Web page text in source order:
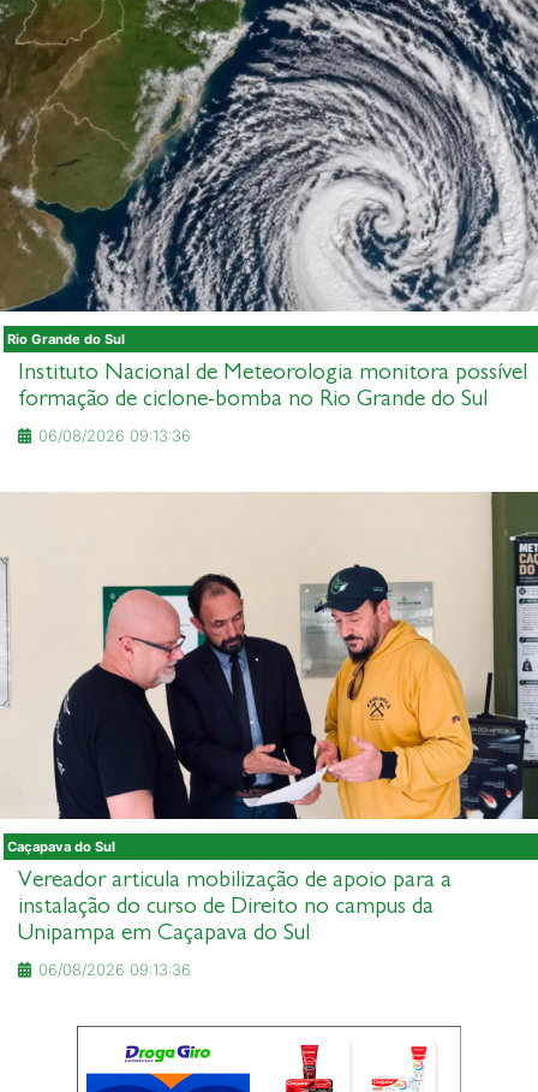
Rio Grande do Sul
Instituto Nacional de Meteorologia monitora possível
formação de ciclone-bomba no Rio Grande do Sul
06/08/2026 09:13:36
Caçapava do Sul
Vereador articula mobilização de apoio para a
instalação do curso de Direito no campus da
Unipampa em Caçapava do Sul
06/08/2026 09:13:36